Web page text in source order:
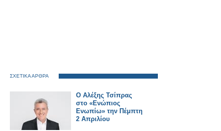
ΣΧΕΤΙΚΑ ΑΡΘΡΑ
O Αλέξης Τσίπρας
στο «Ενώπιος
Ενωπίω» την Πέμπτη
2 Απριλίου